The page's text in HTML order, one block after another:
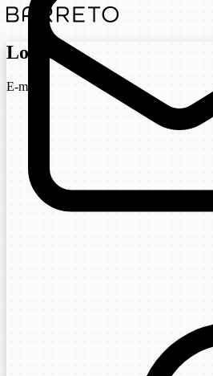
Login
E-mail